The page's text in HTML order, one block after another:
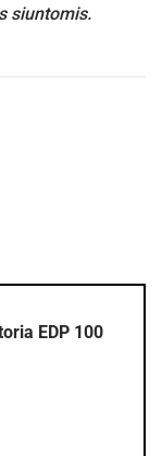
siuntomis.
EDP 100